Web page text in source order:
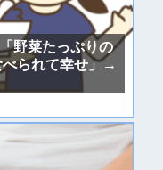
野菜たっぷりの
べられて幸せ」→